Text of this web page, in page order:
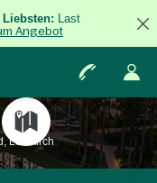
Last
Angebot
Leutkirch